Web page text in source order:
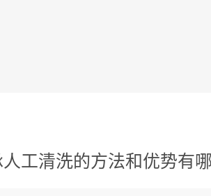
工清洗的方法和优势有哪